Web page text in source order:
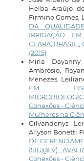
Helba Araújo
Firmino Gomes,
DA
IRRIGAÇÃO
CEARÁ, BRASIL,
(2015)
Mirla
Ambrósio,
Menezes,
EM
Conexões -
Mulheres na
Gilvandenys
Allyson Bonetti
DE
(SIG@LV):
Conexões -